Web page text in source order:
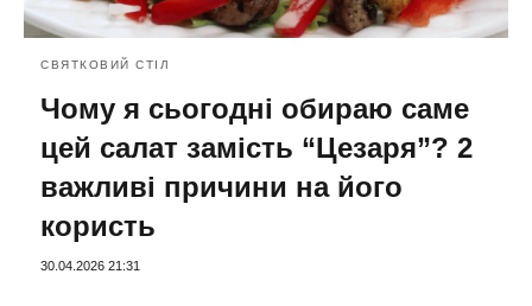
СВЯТКОВИЙ СТІЛ
Чому я сьогодні обираю саме
цей салат замість “Цезаря”? 2
важливі причини на його
користь
30.04.2026 21:31